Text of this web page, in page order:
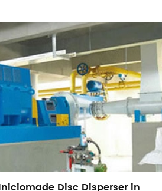
Disc Disperser in